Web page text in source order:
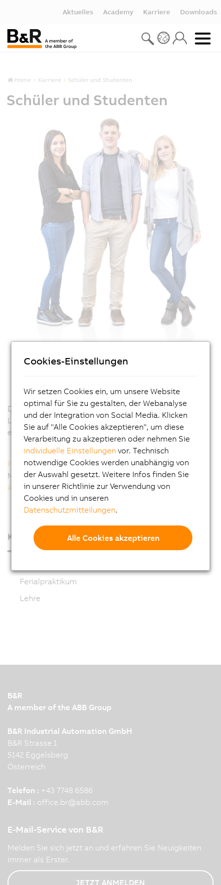
Aktuelles Academy Karriere Downloads
Home Karriere Schüler und Studenten
Schüler und Studenten
Die Betreuung von Schülern, Studenten und
Lehrpersonen in Österreich und Teilen Süd-Bayerns
erfolgt durch unseren Education Support.
Ferialpraktikum
Maturaprojekte und Diplomarbeiten
Ansprechpartner
Karriere
Ferialpraktikum
Lehre
B&R
A member of the ABB Group
B&R Industrial Automation GmbH
B&R Strasse 1
5142 Eggelsberg
Österreich
Telefon : +43 7748 6586
E-Mail : office.br@abb.com
E-Mail-Service von B&R
Melden Sie sich jetzt an und erfahren Sie Neuigkeiten
immer als Erster.
JETZT ANMELDEN
Cookies-Einstellungen
Wir setzen Cookies ein, um unsere Website
optimal für Sie zu gestalten, der Webanalyse
und der Integration von Social Media. Klicken
Sie auf "Alle Cookies akzeptieren", um diese
Verarbeitung zu akzeptieren oder nehmen Sie
individuelle Einstellungen vor. Technisch
notwendige Cookies werden unabhängig von
der Auswahl gesetzt. Weitere Infos finden Sie
in unserer Richtlinie zur Verwendung von
Cookies und in unseren
Datenschutzmitteilungen.
Alle Cookies akzeptieren